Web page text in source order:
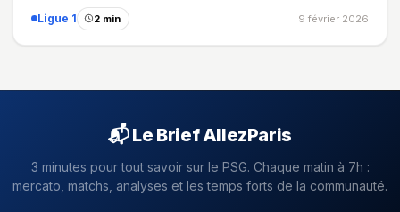
Ligue 1 2 min 9 février 2026
📬 Le Brief AllezParis
3 minutes pour tout savoir sur le PSG. Chaque matin à 7h :
mercato, matchs, analyses et les temps forts de la communauté.